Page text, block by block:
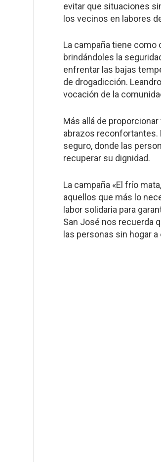
evitar que situaciones
los vecinos en labores
La campaña tiene
brindándoles la
enfrentar las bajas
de drogadicción.
vocación de la
Más allá de
abrazos reconfortantes.
seguro, donde las
recuperar su dignidad.
La campaña «El frío
aquellos que más lo
labor solidaria para
San José nos recuerda
las personas sin hogar